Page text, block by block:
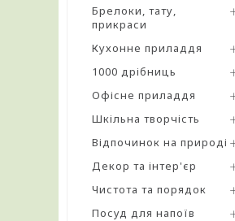
Брелоки, тату,
прикраси
Кухонне приладдя
1000 дрібниць
Офісне приладдя
Шкільна творчість
Відпочинок на природі
Декор та інтер'єр
Чистота та порядок
Посуд для напоїв